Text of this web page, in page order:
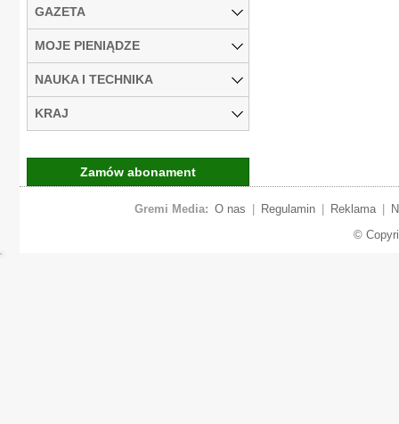
GAZETA
MOJE PIENIĄDZE
NAUKA I TECHNIKA
KRAJ
Zamów abonament
Gremi Media: O nas Regulamin Reklama
©